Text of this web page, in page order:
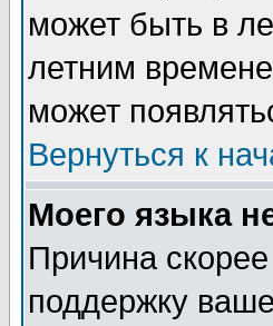
может быть в
летним
может
Вернуться к
Моего языка
Причина
поддержку